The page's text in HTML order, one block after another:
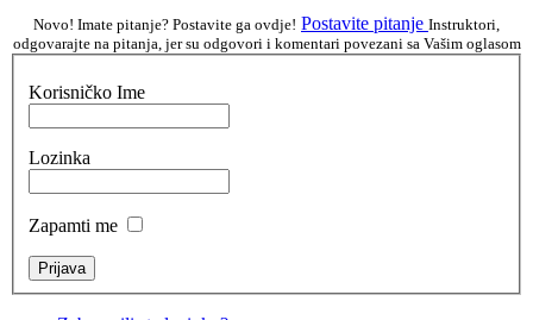
Novo! Imate pitanje? Postavite ga ovdje! Postavite pitanje Instruktori,
odgovarajte na pitanja, jer su odgovori i komentari povezani sa Vašim oglasom
Korisničko Ime
Lozinka
Zapamti me